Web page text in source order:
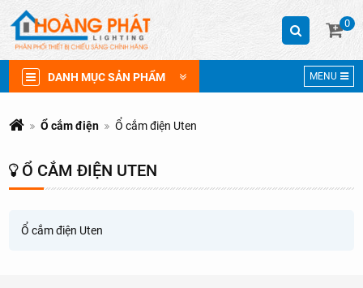
0
DANH MỤC SẢN PHẨM MENU
Ổ cắm điện Ổ cắm điện Uten
Ổ CẮM ĐIỆN UTEN
Ổ cắm điện Uten